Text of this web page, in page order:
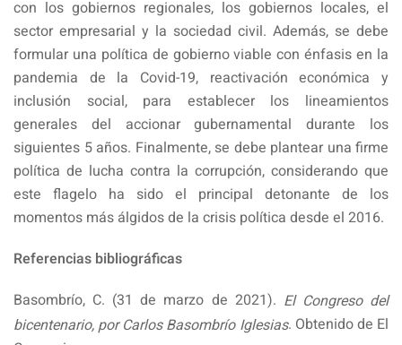
con los gobiernos regionales, los gobiernos locales, el
sector empresarial y la sociedad civil. Además, se debe
formular una política de gobierno viable con énfasis en la
pandemia de la Covid-19, reactivación económica y
inclusión social, para establecer los lineamientos
generales del accionar gubernamental durante los
siguientes 5 años. Finalmente, se debe plantear una firme
política de lucha contra la corrupción, considerando que
este flagelo ha sido el principal detonante de los
momentos más álgidos de la crisis política desde el 2016.
Referencias bibliográficas
Basombrío, C. (31 de marzo de 2021). El Congreso del
bicentenario, por Carlos Basombrío Iglesias. Obtenido de El